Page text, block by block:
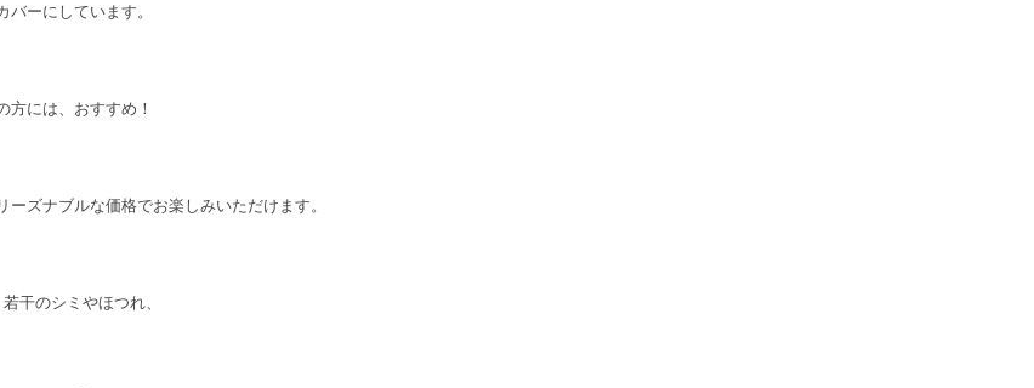
ーにしています。
方には、おすすめ！
ズナブルな価格でお楽しみいただけます。
干のシミやほつれ、